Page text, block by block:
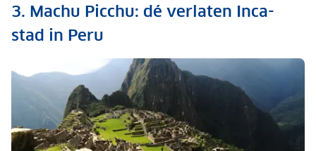
3. Machu Picchu: dé verlaten Inca-
stad in Peru